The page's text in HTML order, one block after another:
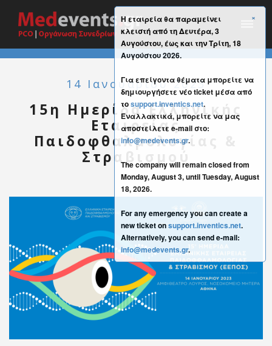
14 Ιανουαρίου 2023
15η Ημερίδα Ελληνικής
Εταιρείας
Παιδοφθαλμολογίας &
Στραβισμού
×
Η εταιρεία θα παραμείνει
κλειστή από τη Δευτέρα, 3
Αυγούστου, έως και την Τρίτη, 18
Αυγούστου 2026.
Για επείγοντα θέματα μπορείτε να
δημιουργήσετε νέο ticket μέσα από
τοsupport.inventics.net.
Εναλλακτικά, μπορείτε να μας
αποστείλετε e-mail στο:
info@medevents.gr.
The company will remain closed from
Monday, August 3, until Tuesday, August
18, 2026.
For any emergency you can create a
new ticket onsupport.inventics.net.
Alternatively, you can send e-mail:
info@medevents.gr.